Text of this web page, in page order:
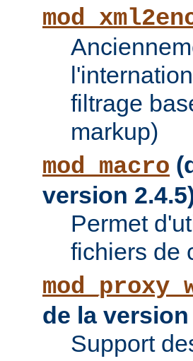
filtrage
markup)
mod_macro
version
Permet
fichiers de
de la version
Support